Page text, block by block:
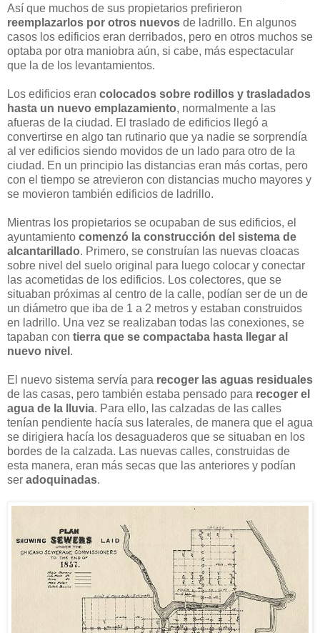
Así que muchos de sus propietarios prefirieron
reemplazarlos por otros nuevos de ladrillo. En algunos
casos los edificios eran derribados, pero en otros muchos se
optaba por otra maniobra aún, si cabe, más espectacular
que la de los levantamientos.
Los edificios eran colocados sobre rodillos y trasladados
hasta un nuevo emplazamiento, normalmente a las
afueras de la ciudad. El traslado de edificios llegó a
convertirse en algo tan rutinario que ya nadie se sorprendía
al ver edificios siendo movidos de un lado para otro de la
ciudad. En un principio las distancias eran más cortas, pero
con el tiempo se atrevieron con distancias mucho mayores y
se movieron también edificios de ladrillo.
Mientras los propietarios se ocupaban de sus edificios, el
ayuntamiento comenzó la construcción del sistema de
alcantarillado. Primero, se construían las nuevas cloacas
sobre nivel del suelo original para luego colocar y conectar
las acometidas de los edificios. Los colectores, que se
situaban próximas al centro de la calle, podían ser de un de
un diámetro que iba de 1 a 2 metros y estaban construidos
en ladrillo. Una vez se realizaban todas las conexiones, se
tapaban con tierra que se compactaba hasta llegar al
nuevo nivel .
El nuevo sistema servía para recoger las aguas residuales
de las casas, pero también estaba pensado para recoger el
agua de la lluvia. Para ello, las calzadas de las calles
tenían pendiente hacía sus laterales, de manera que el agua
se dirigiera hacía los desaguaderos que se situaban en los
bordes de la calzada. Las nuevas calles, construidas de
esta manera, eran más secas que las anteriores y podían
ser adoquinadas.